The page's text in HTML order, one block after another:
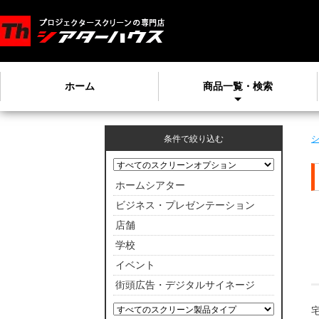
ホーム 商品一覧・検索
条件で絞り込む
ホームシアター
ビジネス・プレゼンテーション
店舗
学校
イベント
街頭広告・デジタルサイネージ